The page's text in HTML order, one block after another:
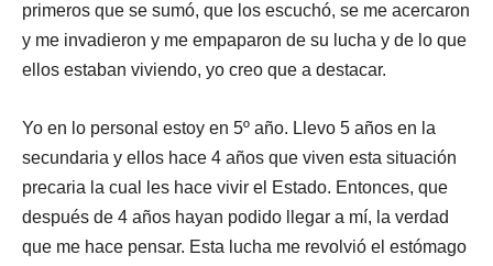
primeros que se sumó, que los escuchó, se me acercaron
y me invadieron y me empaparon de su lucha y de lo que
ellos estaban viviendo, yo creo que a destacar.
Yo en lo personal estoy en 5º año. Llevo 5 años en la
secundaria y ellos hace 4 años que viven esta situación
precaria la cual les hace vivir el Estado. Entonces, que
después de 4 años hayan podido llegar a mí, la verdad
que me hace pensar. Esta lucha me revolvió el estómago